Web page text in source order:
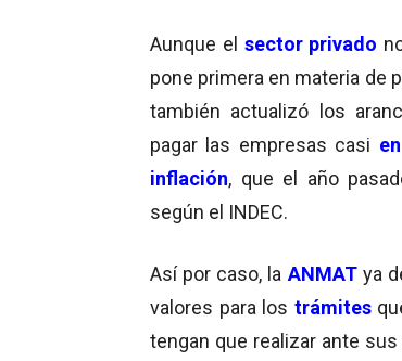
Aunque el sector privado
pone primera en materia de
también actualizó los
pagar las empresas casi
inflación, que el año
según el INDEC.
Así por caso, la ANMATya
valores para los trámites
tengan que realizar ante